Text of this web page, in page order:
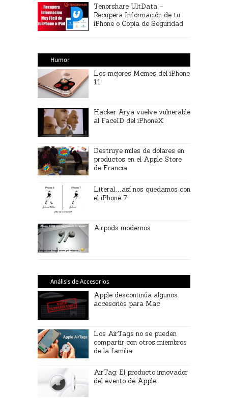
Tenorshare UltData –
Recupera Información de tu
iPhone o Copia de Seguridad
Humor
Los mejores Memes del iPhone
11
Hacker Arya vuelve vulnerable
al FaceID del iPhoneX
Destruye miles de dolares en
productos en el Apple Store
de Francia
Literal…así nos quedamos con
el iPhone 7
Airpods modernos
Análisis de Accesorios
Apple descontinúa algunos
accesorios para Mac
Los AirTags no se pueden
compartir con otros miembros
de la familia
AirTag: El producto innovador
del evento de Apple